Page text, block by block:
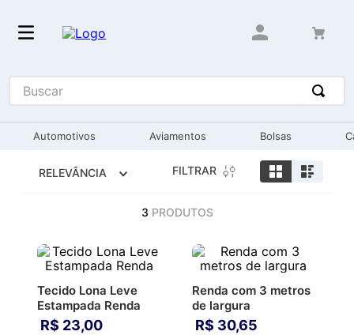
Buscar
Automotivos Aviamentos Bolsas
RELEVÂNCIA FILTRAR
3 PRODUTOS
Tecido Lona Leve
Estampada Renda
R$ 23,00
Renda com 3 metros
de largura
R$ 30,65